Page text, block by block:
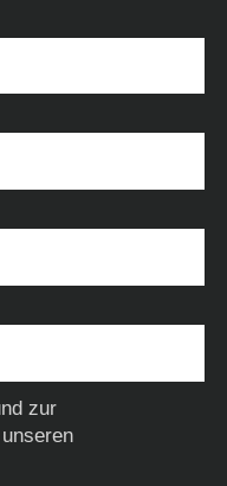
zur